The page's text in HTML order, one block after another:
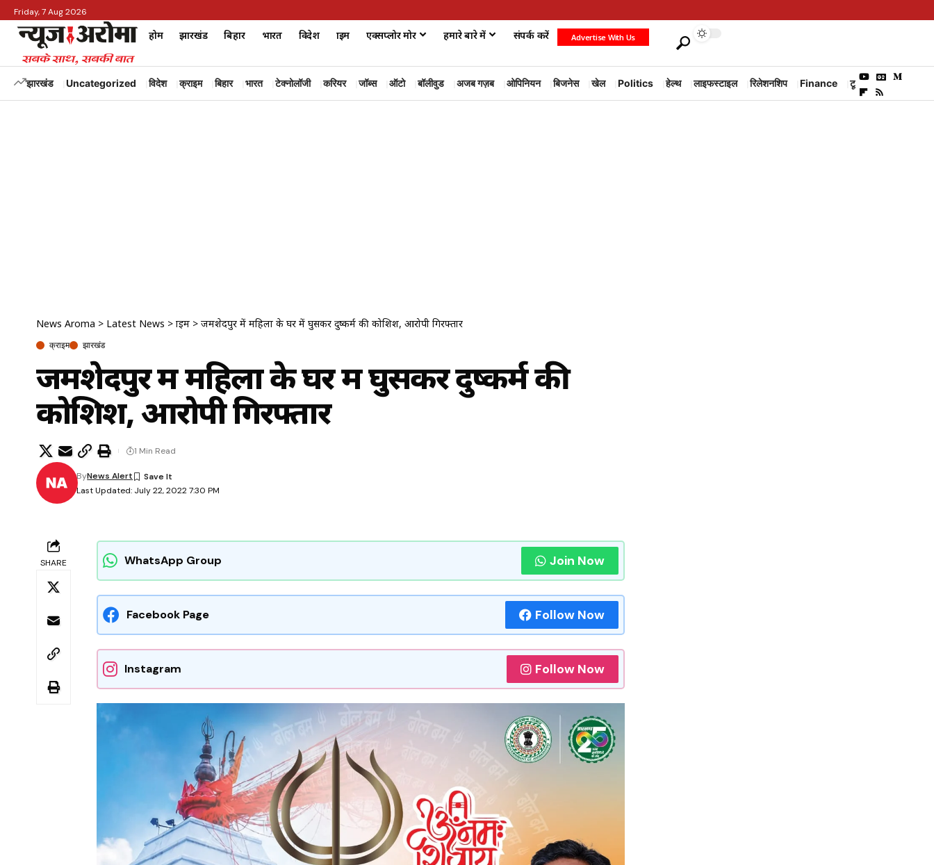
Friday, 7 Aug 2026
होम झारखंड बिहार भारत विदेश क्राइम एक्सप्लोर मोर हमारे बारे में संपर्क करें Advertise With Us
झारखंड Uncategorized विदेश क्राइम बिहार भारत टेक्नोलॉजी करियर जॉब्स ऑटो बॉलीवुड अजब गज़ब ओपिनियन बिजनेस खेल Politics हेल्थ लाइफस्टाइल रिलेशनशिप Finance टूरिज्म
News Aroma > Latest News > क्राइम > जमशेदपुर में महिला के घर में घुसकर दुष्कर्म की कोशिश, आरोपी गिरफ्तार
क्राइम झारखंड
जमशेदपुर में महिला के घर में घुसकर दुष्कर्म की
कोशिश, आरोपी गिरफ्तार
Last Updated: July 22, 2022 7:30 PM
ByNews Alert
1 Min Read
SHARE WhatsApp Group Join Now
Facebook Page Follow Now
Instagram Follow Now